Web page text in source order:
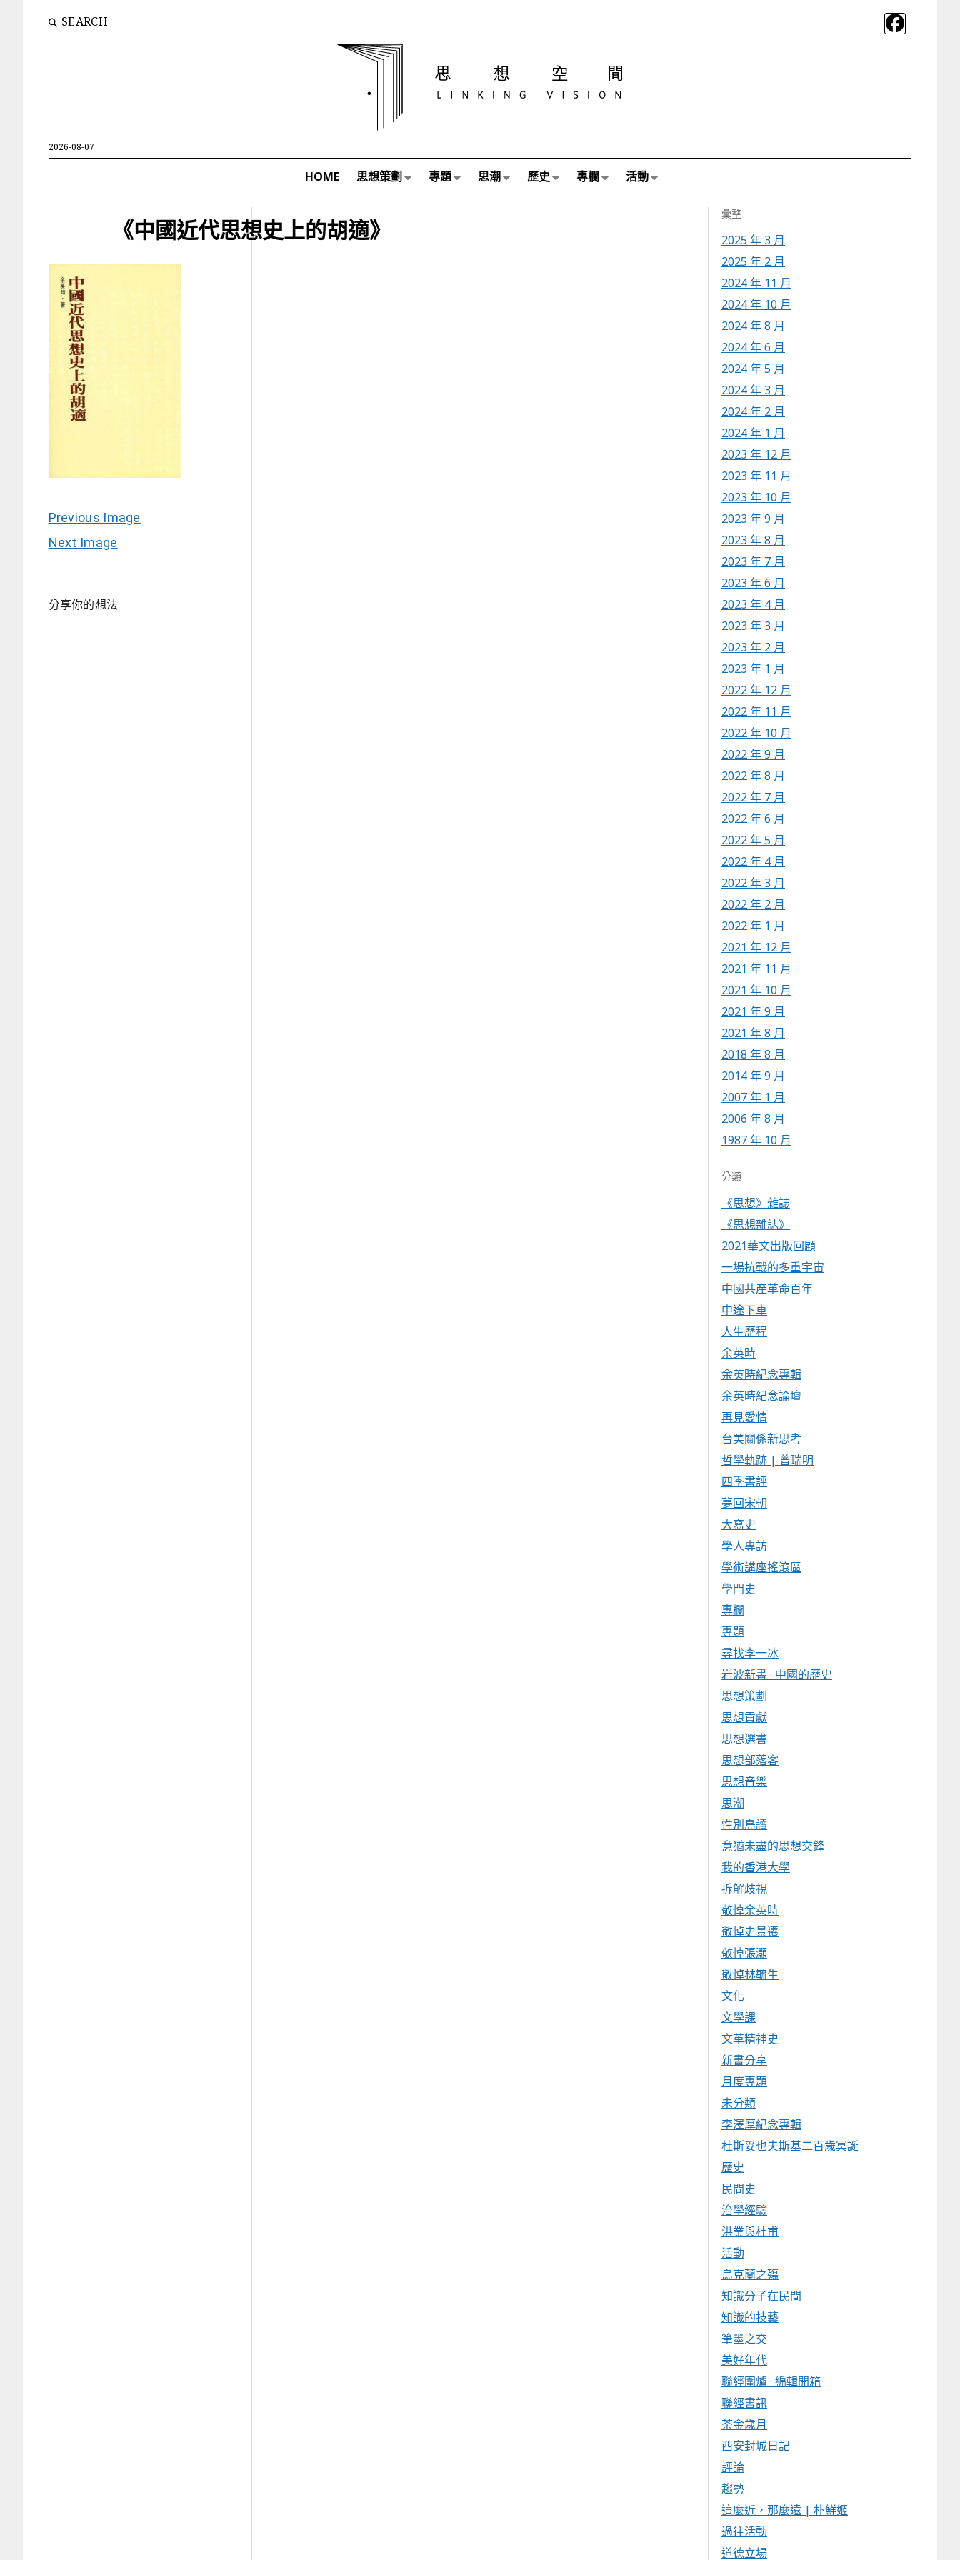
SEARCH
2026-08-07
HOME 思想策劃 專題 思潮 歷史 專欄 活動
《中國近代思想史上的胡適》
Previous Image
Next Image
分享你的想法
彙整
2025 年 3 月
2025 年 2 月
2024 年 11 月
2024 年 10 月
2024 年 8 月
2024 年 6 月
2024 年 5 月
2024 年 3 月
2024 年 2 月
2024 年 1 月
2023 年 12 月
2023 年 11 月
2023 年 10 月
2023 年 9 月
2023 年 8 月
2023 年 7 月
2023 年 6 月
2023 年 4 月
2023 年 3 月
2023 年 2 月
2023 年 1 月
2022 年 12 月
2022 年 11 月
2022 年 10 月
2022 年 9 月
2022 年 8 月
2022 年 7 月
2022 年 6 月
2022 年 5 月
2022 年 4 月
2022 年 3 月
2022 年 2 月
2022 年 1 月
2021 年 12 月
2021 年 11 月
2021 年 10 月
2021 年 9 月
2021 年 8 月
2018 年 8 月
2014 年 9 月
2007 年 1 月
2006 年 8 月
1987 年 10 月
分類
《思想》雜誌
《思想雜誌》
2021華文出版回顧
一場抗戰的多重宇宙
中國共產革命百年
中途下車
人生歷程
余英時
余英時紀念專輯
余英時紀念論壇
再見愛情
台美關係新思考
哲學軌跡 | 曾瑞明
四季書評
夢回宋朝
大寫史
學人專訪
學術講座搖滾區
學門史
專欄
專題
尋找李一冰
岩波新書 · 中國的歷史
思想策劃
思想貢獻
思想選書
思想部落客
思想音樂
思潮
性別島讀
意猶未盡的思想交鋒
我的香港大學
拆解歧視
敬悼余英時
敬悼史景遷
敬悼張灝
敬悼林毓生
文化
文學課
文革精神史
新書分享
月度專題
未分類
李澤厚紀念專輯
杜斯妥也夫斯基二百歲冥誕
歷史
民間史
治學經驗
洪業與杜甫
活動
烏克蘭之殤
知識分子在民間
知識的技藝
筆墨之交
美好年代
聯經圍爐 · 編輯開箱
聯經書訊
茶金歲月
西安封城日記
評論
趨勢
這麼近，那麼遠 | 朴鮮姬
過往活動
道德立場